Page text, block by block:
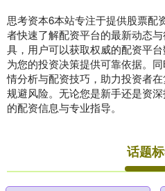
思考资本6本站专注于提供股票配
者快速了解配资平台的最新动态
具，用户可以获取权威的配资平
为您的投资决策提供可靠依据。
情分析与配资技巧，助力投资者
规避风险。无论您是新手还是资
的配资信息与专业指导。
话题